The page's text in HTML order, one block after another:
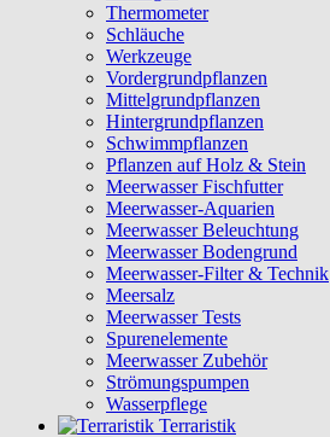
Thermometer
Schläuche
Werkzeuge
Vordergrundpflanzen
Mittelgrundpflanzen
Hintergrundpflanzen
Schwimmpflanzen
Pflanzen auf Holz & Stein
Meerwasser Fischfutter
Meerwasser-Aquarien
Meerwasser Beleuchtung
Meerwasser Bodengrund
Meerwasser-Filter & Technik
Meersalz
Meerwasser Tests
Spurenelemente
Meerwasser Zubehör
Strömungspumpen
Wasserpflege
Terraristik